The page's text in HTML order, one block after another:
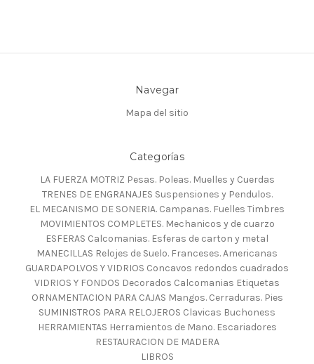
Navegar
Mapa del sitio
Categorías
LA FUERZA MOTRIZ Pesas. Poleas. Muelles y Cuerdas
TRENES DE ENGRANAJES Suspensiones y Pendulos.
EL MECANISMO DE SONERIA. Campanas. Fuelles Timbres
MOVIMIENTOS COMPLETES. Mechanicos y de cuarzo
ESFERAS Calcomanias. Esferas de carton y metal
MANECILLAS Relojes de Suelo. Franceses. Americanas
GUARDAPOLVOS Y VIDRIOS Concavos redondos cuadrados
VIDRIOS Y FONDOS Decorados Calcomanias Etiquetas
ORNAMENTACION PARA CAJAS Mangos. Cerraduras. Pies
SUMINISTROS PARA RELOJEROS Clavicas Buchoness
HERRAMIENTAS Herramientos de Mano. Escariadores
RESTAURACION DE MADERA
LIBROS